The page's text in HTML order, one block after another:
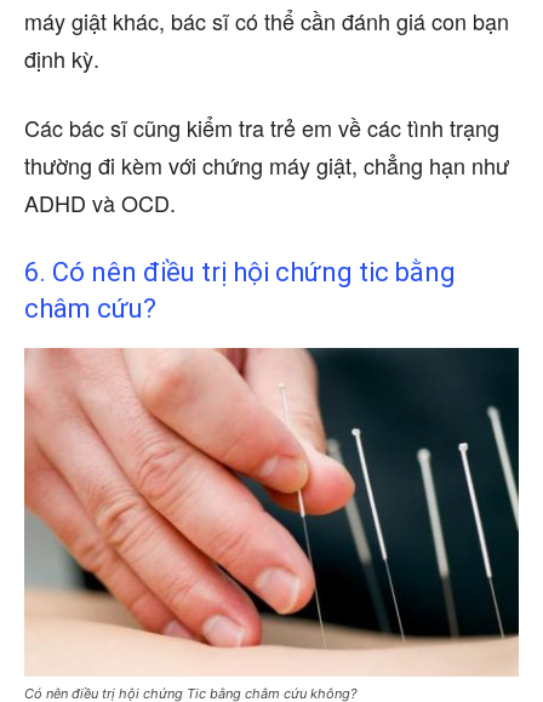
máy giật khác, bác sĩ có thể cần đánh giá con bạn
định kỳ.
Các bác sĩ cũng kiểm tra trẻ em về các tình trạng
thường đi kèm với chứng máy giật, chẳng hạn như
ADHD và OCD.
6. Có nên điều trị hội chứng tic bằng
châm cứu?
Có nên điều trị hội chứng Tic bằng châm cứu không?